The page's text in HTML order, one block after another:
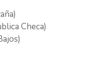
Checa)